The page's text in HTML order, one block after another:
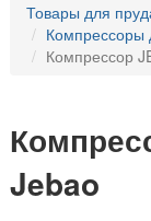
Товары для
Компрессоры
Компрессор
Jebao